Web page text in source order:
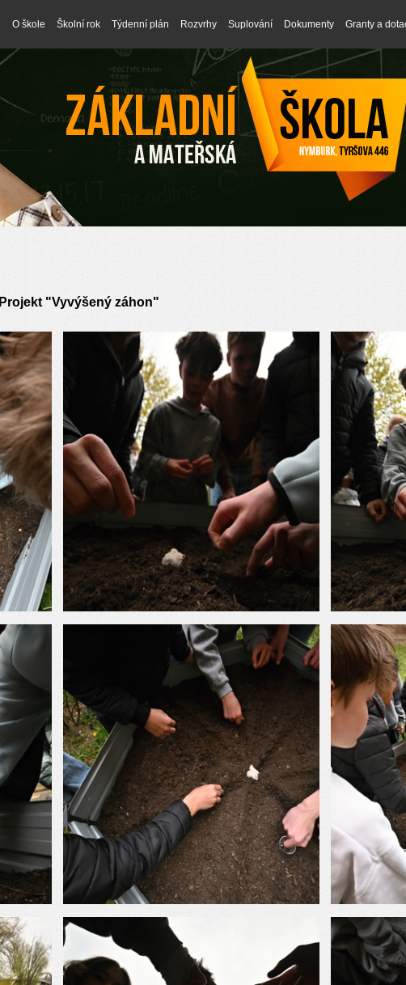
O škole Školní rok Týdenní plán Rozvrhy Suplování Dokumenty Granty a
Projekt "Vyvýšený záhon"